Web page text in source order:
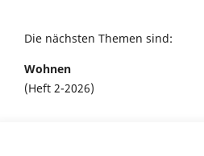
Die nächsten Themen sind:
Wohnen
(Heft 2-2026)